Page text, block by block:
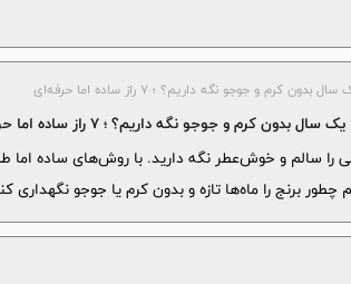
کرم و جوجو نگه داریم؟ ؛ ۷ راز ساده اما حرفه‌ای
بدون کرم و جوجو نگه داریم؟ ؛ ۷ راز ساده اما حرفه‌ای
را سالم و خوش‌عطر نگه دارید. با روش‌های ساده
برنج را ماه‌ها تازه و بدون کرم یا جوجو نگهداری